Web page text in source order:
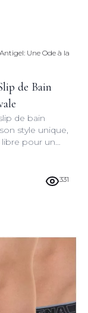
de Bain
de bain
style unique,
pour un
331